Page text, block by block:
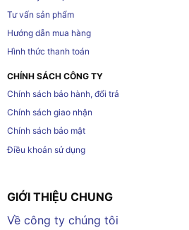
Tư vấn sản phẩm
Hướng dẫn mua hàng
Hình thức thanh toán
CHÍNH SÁCH CÔNG TY
Chính sách bảo hành, đổi trả
Chính sách giao nhận
Chính sách bảo mật
Điều khoản sử dụng
GIỚI THIỆU CHUNG
Về công ty chúng tôi